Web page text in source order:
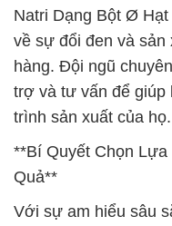
Natri Dạng Bột Ø
về sự đổi đen và sản
hàng. Đội ngũ
trợ và tư vấn để giúp
trình sản xuất của họ.
**Bí Quyết Chọn
Quả**
Với sự am hiểu sâu